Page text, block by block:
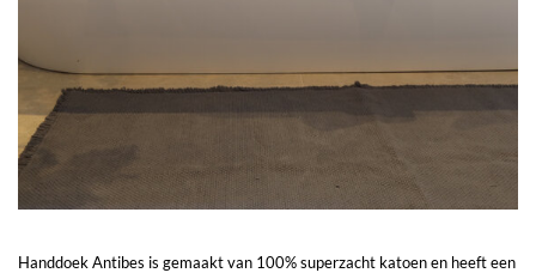
Sale
Mijn
Account
Klantenservice
Handdoek Antibes is gemaakt van 100% superzacht katoen en heeft een